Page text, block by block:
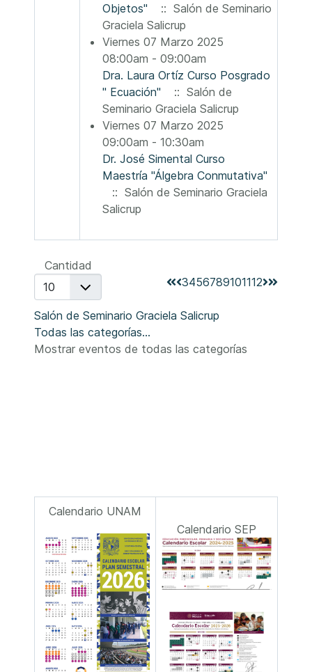
Objetos"
:: Salón de Seminario
Graciela Salicrup
Viernes 07 Marzo 2025
08:00am - 09:00am
Dra. Laura Ortíz Curso Posgrado
" Ecuación"
:: Salón de
Seminario Graciela Salicrup
Viernes 07 Marzo 2025
09:00am - 10:30am
Dr. José Simental Curso
Maestría "Álgebra Conmutativa"
:: Salón de Seminario Graciela
Salicrup
Lista de límites de paginación
Cantidad
3456789101112
Salón de Seminario Graciela Salicrup
Todas las categorías...
Mostrar eventos de todas las categorías
Calendario UNAM
Calendario SEP